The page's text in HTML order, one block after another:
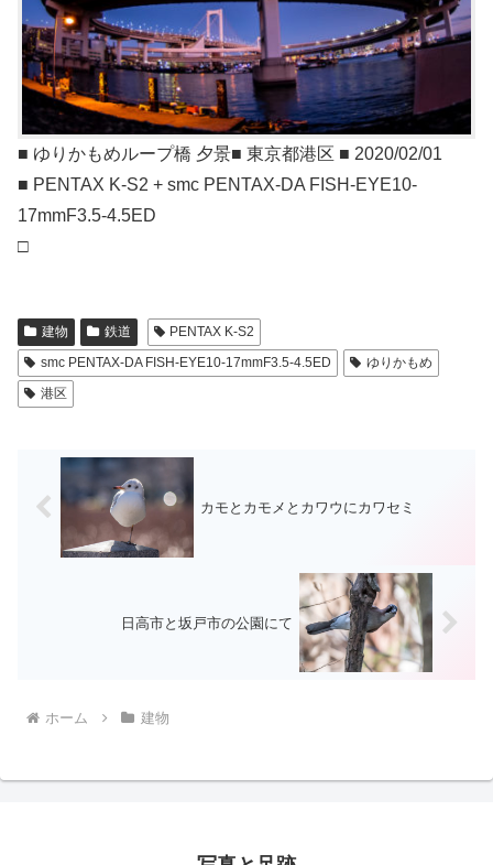
■ ゆりかもめループ橋 夕景■ 東京都港区 ■ 2020/02/01
■ PENTAX K-S2 + smc PENTAX-DA FISH-EYE10-
17mmF3.5-4.5ED
□
建物 鉄道
PENTAX K-S2
smc PENTAX-DA FISH-EYE10-17mmF3.5-4.5ED
ゆりかもめ
港区
カモとカモメとカワウにカワセミ
日高市と坂戸市の公園にて
ホーム 建物